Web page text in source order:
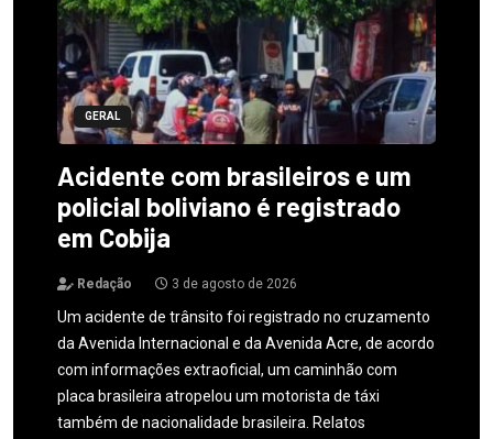
GERAL
Acidente com brasileiros e um
policial boliviano é registrado
em Cobija
Redação 3 de agosto de 2026
Um acidente de trânsito foi registrado no cruzamento
da Avenida Internacional e da Avenida Acre, de acordo
com informações extraoficial, um caminhão com
placa brasileira atropelou um motorista de táxi
também de nacionalidade brasileira. Relatos